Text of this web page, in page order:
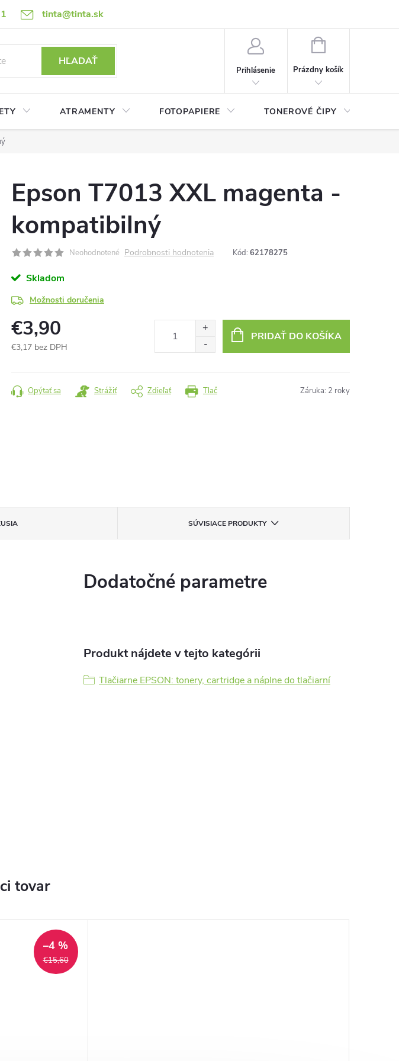
tinta@tinta.sk
Ako nakupovať Ochrana osobný údajov (GDPR)
HĽADAŤ
Prihlásenie
NÁKUPNÝ
Prázdny košík
ATRAMENTY FOTOPAPIERE TONEROVÉ ČIPY
Epson T7013 XXL magenta -
kompatibilný
Neohodnotené Podrobnosti hodnotenia Kód: 62178275
Skladom
Možnosti doručenia
€3,90
€3,17 bez DPH
cena:
PRIDAŤ DO KOŠÍKA
Tlač
Opýtať sa Strážiť Zdieľať Záruka: 2 roky
SÚVISIACE PRODUKTY
Dodatočné parametre
Produkt nájdete v tejto kategórii
Tlačiarne EPSON: tonery, cartridge a náplne do tlačiarní
tovar
€15,60
–4 %